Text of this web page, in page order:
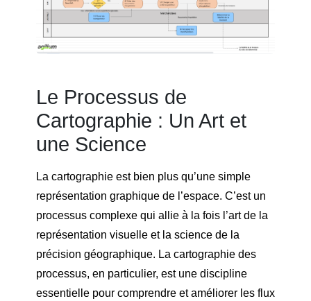
Le Processus de
Cartographie : Un Art et
une Science
La cartographie est bien plus qu’une simple
représentation graphique de l’espace. C’est un
processus complexe qui allie à la fois l’art de la
représentation visuelle et la science de la
précision géographique. La cartographie des
processus, en particulier, est une discipline
essentielle pour comprendre et améliorer les flux